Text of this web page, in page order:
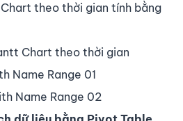
theo thời gian tính bằng
Chart theo thời gian
Name Range 01
Name Range 02